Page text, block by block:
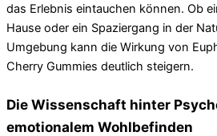
das Erlebnis eintauchen können. Ob
Hause oder ein Spaziergang in der
Umgebung kann die Wirkung von
Cherry Gummies deutlich steigern.
Die Wissenschaft hinter
emotionalem Wohlbefinden